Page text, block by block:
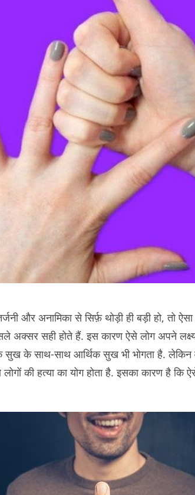
और अनामिका से सिर्फ़ थोड़ी ही बड़ी हो, तो
अक्सर सही होते हैं. इस कारण ऐसे लोग अपने
सुख के साथ-साथ आर्थिक सुख भी भोगता है. लेकिन
लोगों की हत्या का योग होता है. इसका कारण है